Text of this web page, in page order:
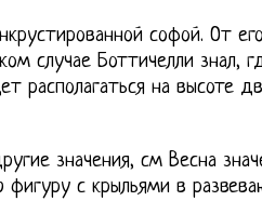
софой. От
случае Боттичелли знал,
располагаться на высоте
значения, см Весна
с крыльями в